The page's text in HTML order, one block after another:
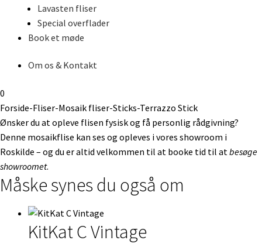
Lavasten fliser
Special overflader
Book et møde
Om os & Kontakt
0
Forside-Fliser-Mosaik fliser-Sticks-Terrazzo Stick
Ønsker du at opleve flisen fysisk og få personlig rådgivning?
Denne mosaikflise kan ses og opleves i vores showroom i
Roskilde – og du er altid velkommen til at booke tid til at besøge
showroomet.
Måske synes du også om
KitKat C Vintage